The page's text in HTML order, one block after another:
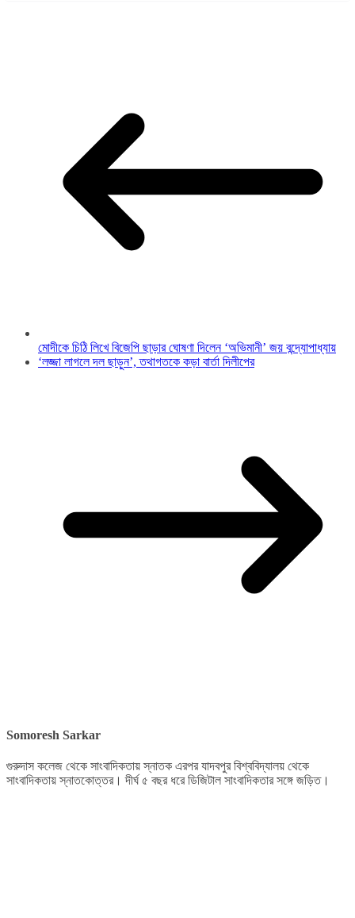
মোদীকে চিঠি লিখে বিজেপি ছাড়ার ঘোষণা দিলেন ‘অভিমানী’ জয় বন্দ্যোপাধ্যায়
‘‌লজ্জা লাগলে দল ছাড়ুন’‌, তথাগতকে কড়া বার্তা দিলীপের
Somoresh Sarkar
গুরুদাস কলেজ থেকে সাংবাদিকতায় স্নাতক এরপর যাদবপুর বিশ্ববিদ্যালয় থেকে
সাংবাদিকতায় স্নাতকোত্তর। দীর্ঘ ৫ বছর ধরে ডিজিটাল সাংবাদিকতার সঙ্গে জড়িত।